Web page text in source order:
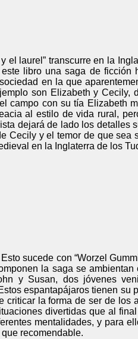
el laurel” transcurre en la
libro una saga de ficción
en la que
son Elizabeth y Cecily,
campo con su tía Elizabeth
al estilo de vida rural,
dejará de lado los detalles
Cecily y el temor de que sea
en la Inglaterra de los
sucede con “Worzel
la saga se
y Susan, dos jóvenes
espantapájaros tienen su
la forma de ser de los
divertidas que al
mentalidades, y para
recomendable.